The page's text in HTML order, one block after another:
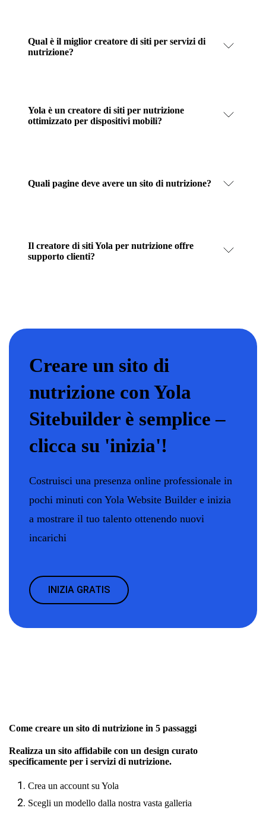
Qual è il miglior creatore di siti per servizi di
nutrizione?
Yola è un creatore di siti per nutrizione
ottimizzato per dispositivi mobili?
Quali pagine deve avere un sito di nutrizione?
Il creatore di siti Yola per nutrizione offre
supporto clienti?
Creare un sito di
nutrizione con Yola
Sitebuilder è semplice –
clicca su 'inizia'!
Costruisci una presenza online professionale in
pochi minuti con Yola Website Builder e inizia
a mostrare il tuo talento ottenendo nuovi
incarichi
INIZIA GRATIS
Come creare un sito di nutrizione in 5 passaggi
Realizza un sito affidabile con un design curato
specificamente per i servizi di nutrizione.
Crea un account su Yola
Scegli un modello dalla nostra vasta galleria